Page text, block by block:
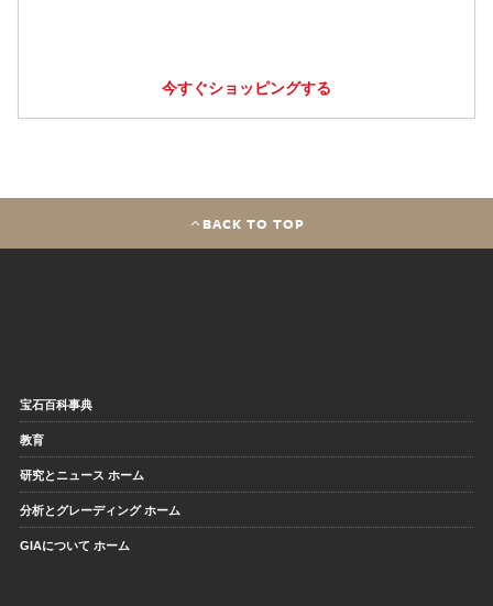
今すぐショッピングする
BACK TO TOP
宝石百科事典
教育
研究とニュース ホーム
分析とグレーディング ホーム
GIAについて ホーム